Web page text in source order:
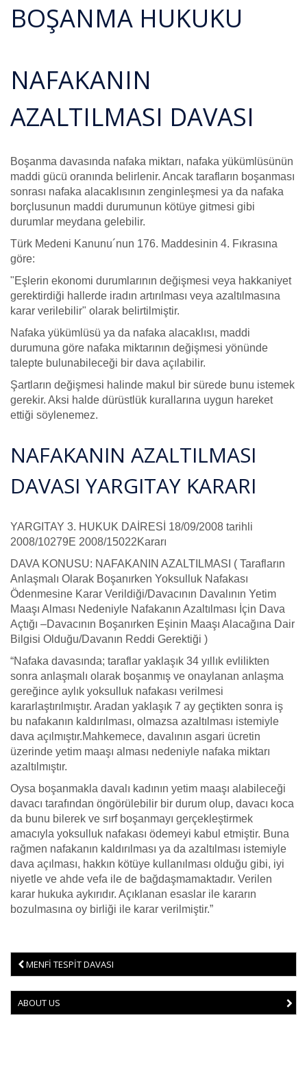
BOŞANMA HUKUKU
NAFAKANIN
AZALTILMASI DAVASI
Boşanma davasında nafaka miktarı, nafaka yükümlüsünün
maddi gücü oranında belirlenir. Ancak tarafların boşanması
sonrası nafaka alacaklısının zenginleşmesi ya da nafaka
borçlusunun maddi durumunun kötüye gitmesi gibi
durumlar meydana gelebilir.
Türk Medeni Kanunu´nun 176. Maddesinin 4. Fıkrasına
göre:
"Eşlerin ekonomi durumlarının değişmesi veya hakkaniyet
gerektirdiği hallerde iradın artırılması veya azaltılmasına
karar verilebilir" olarak belirtilmiştir.
Nafaka yükümlüsü ya da nafaka alacaklısı, maddi
durumuna göre nafaka miktarının değişmesi yönünde
talepte bulunabileceği bir dava açılabilir.
Şartların değişmesi halinde makul bir sürede bunu istemek
gerekir. Aksi halde dürüstlük kurallarına uygun hareket
ettiği söylenemez.
NAFAKANIN AZALTILMASI
DAVASI YARGITAY KARARI
YARGITAY 3. HUKUK DAİRESİ 18/09/2008 tarihli
2008/10279E 2008/15022Kararı
DAVA KONUSU: NAFAKANIN AZALTILMASI ( Tarafların
Anlaşmalı Olarak Boşanırken Yoksulluk Nafakası
Ödenmesine Karar Verildiği/Davacının Davalının Yetim
Maaşı Alması Nedeniyle Nafakanın Azaltılması İçin Dava
Açtığı –Davacının Boşanırken Eşinin Maaşı Alacağına Dair
Bilgisi Olduğu/Davanın Reddi Gerektiği )
“Nafaka davasında; taraflar yaklaşık 34 yıllık evlilikten
sonra anlaşmalı olarak boşanmış ve onaylanan anlaşma
gereğince aylık yoksulluk nafakası verilmesi
kararlaştırılmıştır. Aradan yaklaşık 7 ay geçtikten sonra iş
bu nafakanın kaldırılması, olmazsa azaltılması istemiyle
dava açılmıştır.Mahkemece, davalının asgari ücretin
üzerinde yetim maaşı alması nedeniyle nafaka miktarı
azaltılmıştır.
Oysa boşanmakla davalı kadının yetim maaşı alabileceği
davacı tarafından öngörülebilir bir durum olup, davacı koca
da bunu bilerek ve sırf boşanmayı gerçekleştirmek
amacıyla yoksulluk nafakası ödemeyi kabul etmiştir. Buna
rağmen nafakanın kaldırılması ya da azaltılması istemiyle
dava açılması, hakkın kötüye kullanılması olduğu gibi, iyi
niyetle ve ahde vefa ile de bağdaşmamaktadır. Verilen
karar hukuka aykırıdır. Açıklanan esaslar ile kararın
bozulmasına oy birliği ile karar verilmiştir.”
MENFİ TESPİT DAVASI
ABOUT US